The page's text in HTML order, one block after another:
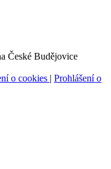
České Budějovice
o cookies | Prohlášení o